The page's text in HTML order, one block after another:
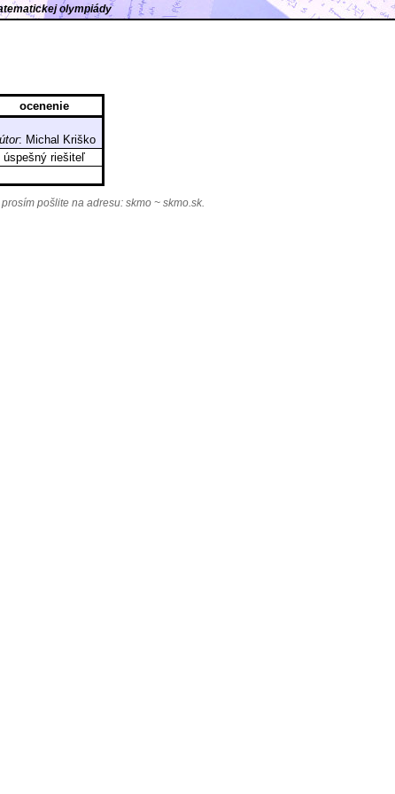
olympiády
ocenenie
: Michal Kriško
úspešný riešiteľ
pošlite na adresu: skmo ~ skmo.sk